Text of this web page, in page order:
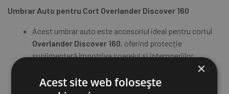
Umbrar Auto pentru Cort Overlander Discover 160
Acest umbrar auto este accesoriul ideal pentru cortul
Overlander Discover 160, oferind protecție
suplimentară împotriva soarelui și intemperiilor.
Se montează rapid și ușor direct pe structura cortului,
extinzând zona acoperită și oferind un spațiu de
×
Acest site web folosește